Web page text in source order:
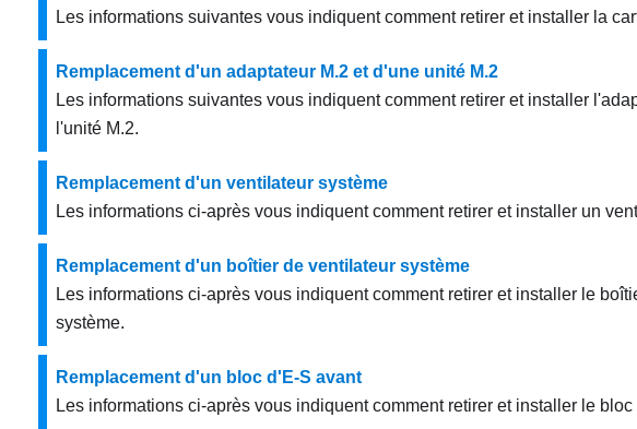
Les informations suivantes vous indiquent comment retirer et installer la
Remplacement d'un adaptateur M.2 et d'une unité M.2
Les informations suivantes vous indiquent comment retirer et installer
l'unité M.2.
Remplacement d'un ventilateur système
Les informations ci-après vous indiquent comment retirer et installer un
Remplacement d'un boîtier de ventilateur système
Les informations ci-après vous indiquent comment retirer et installer le
système.
Remplacement d'un bloc d'E-S avant
Les informations ci-après vous indiquent comment retirer et installer le